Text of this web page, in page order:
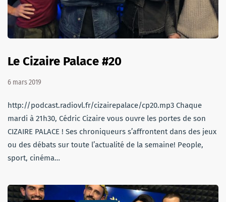
Le Cizaire Palace #20
6 mars 2019
http://podcast.radiovl.fr/cizairepalace/cp20.mp3 Chaque
mardi à 21h30, Cédric Cizaire vous ouvre les portes de son
CIZAIRE PALACE ! Ses chroniqueurs s’affrontent dans des jeux
ou des débats sur toute l’actualité de la semaine! People,
sport, cinéma…